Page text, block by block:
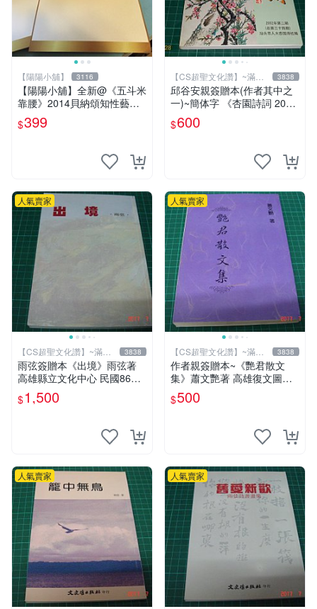
【陽陽小舖】 3116
【陽陽小舖】全新@《五斗米
靠腰》2014貝納頌知性藝文
季 演員親筆簽名邀請函(馬克
黃迪揚 郭耀仁 林家麒 蔡亘
$399
【CS超聖文化讚】~滿千
元送運
3838
邱谷安親簽贈本(作者其中之
一)~簡体字 《杏園詩詞 2002
年第二期 》汕頭市人大杏園
$600
人氣賣家
【CS超聖文化讚】~滿千
元送運
3838
雨弦簽贈本《出境》雨弦著
高雄縣立文化中心 民國86年
出版 9成新 【CS超聖文化
讚】
$1,500
人氣賣家
【CS超聖文化讚】~滿千
元送運
3838
作者親簽贈本~《艷君散文
集》蕭文艷著 高雄復文圖書
1997年修訂版 【CS超聖文化
讚】
$500
人氣賣家 人氣賣家